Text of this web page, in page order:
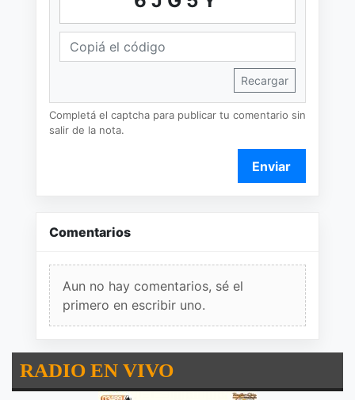
Recargar
Completá el captcha para publicar tu comentario sin
salir de la nota.
Enviar
Comentarios
Aun no hay comentarios, sé el
primero en escribir uno.
RADIO EN VIVO